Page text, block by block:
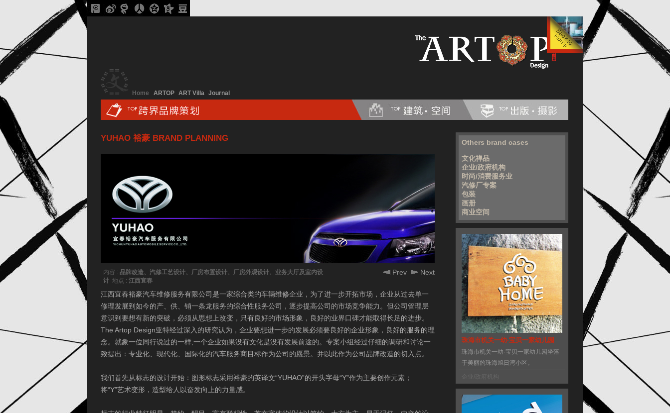
Home ARTOP ART Villa Journal
YUHAO 裕豪 BRAND PLANNING
内容 : 品牌改造、汽修工艺设计、厂房布置设计、厂房外观设计、业务大厅及室内设
计 地点 : 江西宜春
Prev Next
江西宜春裕豪汽车维修服务有限公司是一家综合类的车辆维修企业，为了进一步开拓市场，企业从过去单一
修理发展到如今的产、供、销一条龙服务的综合性服务公司，逐步提高公司的市场竞争能力。但公司管理层
意识到要想有新的突破，必须从思想上改变，只有良好的市场形象，良好的业界口碑才能取得长足的进步。
The Artop Design亚特经过深入的研究认为，企业要想进一步的发展必须要良好的企业形象，良好的服务的理
念。就象一位同行说过的一样,一个企业如果没有文化是没有发展前途的。专案小组经过仔细的调研和讨论一
致提出：专业化、现代化、国际化的汽车服务商目标作为公司的愿景。并以此作为公司品牌改造的切入点。
我们首先从标志的设计开始：图形标志采用裕豪的英译文“YUHAO”的开头字母“Y”作为主要创作元素；
将“Y”艺术变形，造型给人以奋发向上的力量感。
Others brand cases
文化禅品
企业/政府机构
时尚/消费服务业
汽修厂专案
包装
画册
商业空间
珠海市机关一幼·宝贝一家幼儿园
珠海市机关一幼·宝贝一家幼儿园坐落
于美丽的珠海旭日湾小区。
企业/政府机构